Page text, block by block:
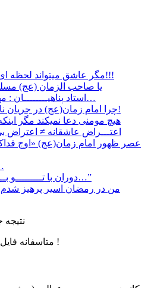
مگر عاشق میتواند لحظه ای به یاد معشوقش نباشد!!!
یا صاحب الزمان (عج)
استاد پناهیــــــــان : مهمترین ویژگی منتظران…
چرا امام زمان(عج) در جریان نامه ی اعمال ما هستند؟!
هیچ مومنی دعا نمیکند مگر
اعتـــراض عاشقانه ≠ اعتراض
عصر ظهور امام زمان(عج) «اوج
هیچ
“دوران با تـــــــــو بــودن؛ دوران بدون ظلم…”
من در رمضان اسیر پرهیز شدم
متاسفانه فایل یا صفحه مورد نظر یافت نشد !